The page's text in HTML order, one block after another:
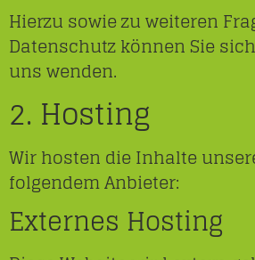
Hierzu sowie zu weiteren
Datenschutz können Sie
uns wenden.
2. Hosting
Wir hosten die Inhalte
folgendem Anbieter:
Externes Hosting